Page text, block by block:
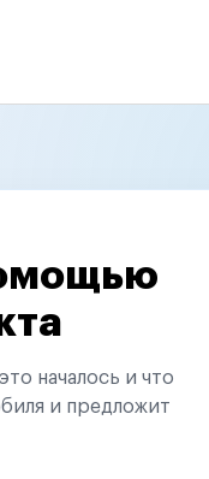
началось и что
и предложит